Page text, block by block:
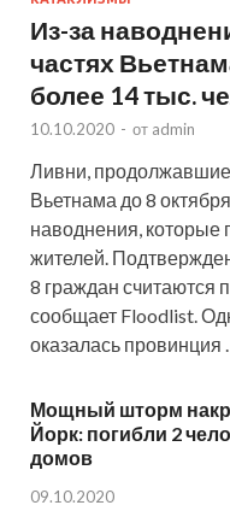
Из-за
частях
более 14 тыс.
10.10.2020 - от admin
Ливни,
Вьетнама до 8
наводнения, которые
жителей.
8 граждан считаются
сообщает Floodlist.
оказалась провинция …
Мощный шторм
Йорк: погибли 2
домов
09.10.2020